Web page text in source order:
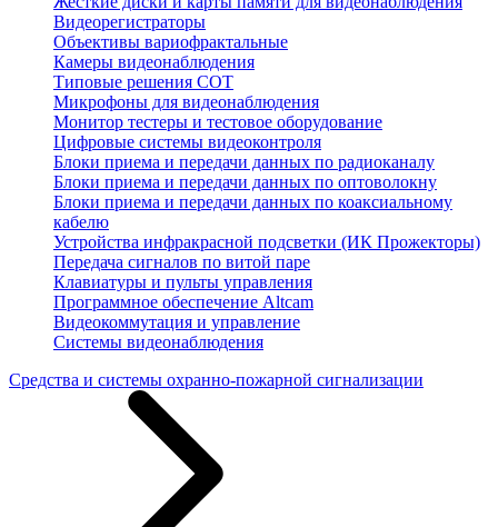
Видеорегистраторы
Объективы вариофрактальные
Камеры видеонаблюдения
Типовые решения СОТ
Микрофоны для видеонаблюдения
Монитор тестеры и тестовое оборудование
Цифровые системы видеоконтроля
Блоки приема и передачи данных по радиоканалу
Блоки приема и передачи данных по оптоволокну
Блоки приема и передачи данных по коаксиальному
кабелю
Устройства инфракрасной подсветки (ИК Прожекторы)
Передача сигналов по витой паре
Клавиатуры и пульты управления
Программное обеспечение Altcam
Видеокоммутация и управление
Системы видеонаблюдения
Средства и системы охранно-пожарной сигнализации